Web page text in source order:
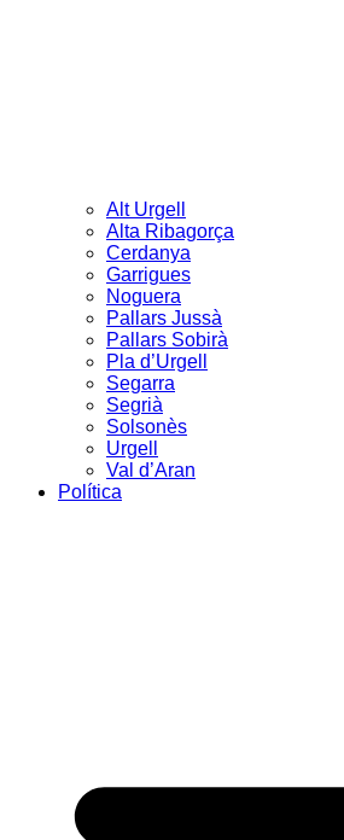
Alt Urgell
Alta Ribagorça
Cerdanya
Garrigues
Noguera
Pallars Jussà
Pallars Sobirà
Pla d’Urgell
Segarra
Segrià
Solsonès
Urgell
Val d’Aran
Política